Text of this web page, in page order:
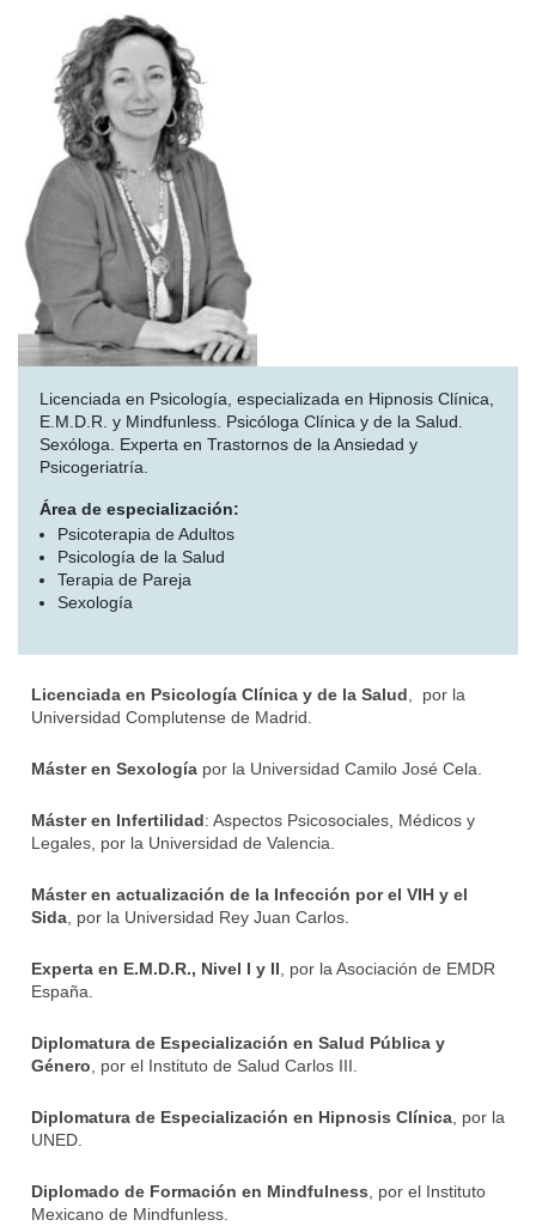
Licenciada en Psicología, especializada en Hipnosis Clínica,
E.M.D.R. y Mindfunless. Psicóloga Clínica y de la Salud.
Sexóloga. Experta en Trastornos de la Ansiedad y
Psicogeriatría.
Área de especialización:
Psicoterapia de Adultos
Psicología de la Salud
Terapia de Pareja
Sexología
Licenciada en Psicología Clínica y de la Salud , por la
Universidad Complutense de Madrid.
Máster en Sexología por la Universidad Camilo José Cela.
Máster en Infertilidad: Aspectos Psicosociales, Médicos y
Legales, por la Universidad de Valencia.
Máster en actualización de la Infección por el VIH y el
Sida , por la Universidad Rey Juan Carlos.
Experta en E.M.D.R., Nivel I y II , por la Asociación de EMDR
España.
Diplomatura de Especialización en Salud Pública y
Género , por el Instituto de Salud Carlos III.
Diplomatura de Especialización en Hipnosis Clínica , por la
UNED.
Diplomado de Formación en Mindfulness , por el Instituto
Mexicano de Mindfunless.